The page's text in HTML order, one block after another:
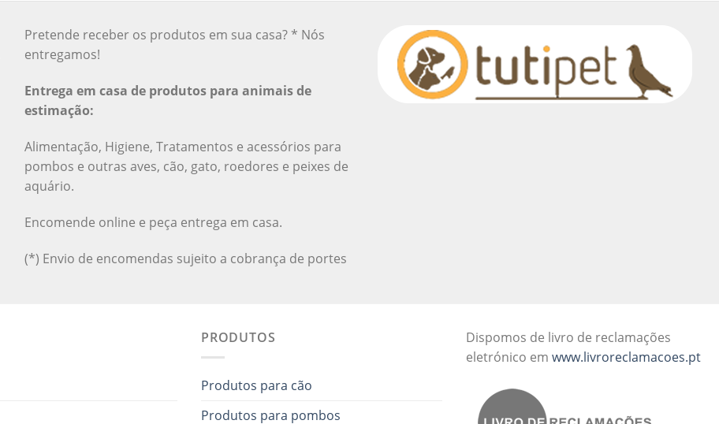
Pretende receber os produtos em sua casa? * Nós
entregamos!
Entrega em casa de produtos para animais de
estimação:
Alimentação, Higiene, Tratamentos e acessórios para
pombos e outras aves, cão, gato, roedores e peixes de
aquário.
Encomende online e peça entrega em casa.
(*) Envio de encomendas sujeito a cobrança de portes
PRODUTOS
Produtos para cão
Produtos para pombos
Dispomos de livro de reclamações
eletrónico em www.livroreclamacoes.pt